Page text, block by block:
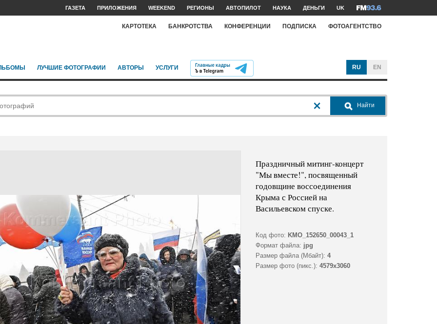
ГАЗЕТА ПРИЛОЖЕНИЯ WEEKEND РЕГИОНЫ АВТОПИЛОТ НАУКА ДЕНЬГИ UK
КАРТОТЕКА БАНКРОТСТВА КОНФЕРЕНЦИИ ПОДПИСКА ФОТОАГЕНТСТВО
ЛУЧШИЕ ФОТОГРАФИИ АВТОРЫ УСЛУГИ RU EN
Найти
Праздничный митинг-концерт
"Мы вместе!", посвященный
годовщине воссоединения
Крыма с Россией на
Васильевском спуске.
Код фото: KMO_152650_00043_1
Формат файла: jpg
Размер файла (Мбайт): 4
Размер фото (пикс.): 4579x3060